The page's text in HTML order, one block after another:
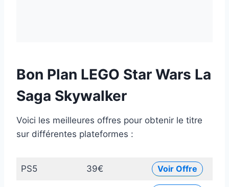
Bon Plan LEGO Star Wars La
Saga Skywalker
Voici les meilleures offres pour obtenir le titre
sur différentes plateformes :
PS5 39€ Voir Offre